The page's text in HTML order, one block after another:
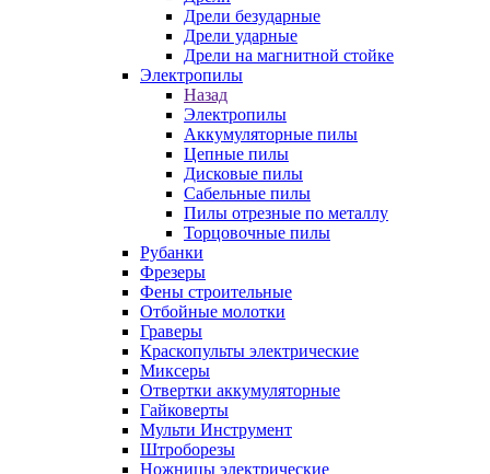
Дрели безударные
Дрели ударные
Дрели на магнитной стойке
Электропилы
Назад
Электропилы
Аккумуляторные пилы
Цепные пилы
Дисковые пилы
Сабельные пилы
Пилы отрезные по металлу
Торцовочные пилы
Рубанки
Фрезеры
Фены строительные
Отбойные молотки
Граверы
Краскопульты электрические
Миксеры
Отвертки аккумуляторные
Гайковерты
Мульти Инструмент
Штроборезы
Ножницы электрические